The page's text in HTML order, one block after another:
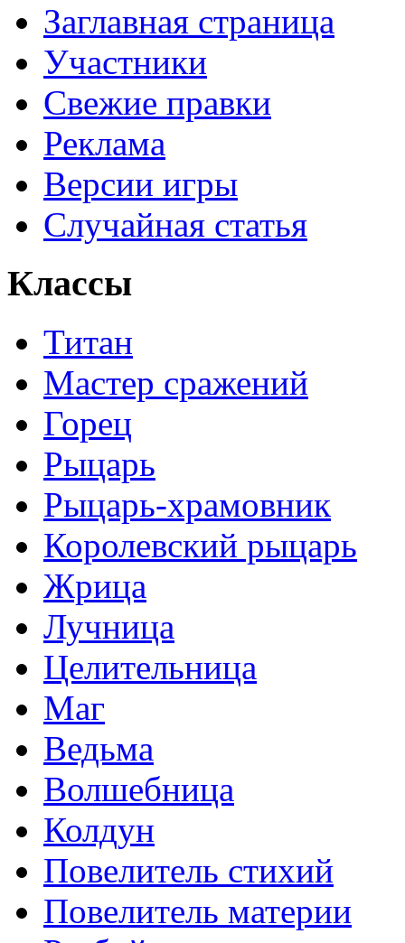
Заглавная страница
Участники
Свежие правки
Реклама
Версии игры
Случайная статья
Классы
Титан
Мастер сражений
Горец
Рыцарь
Рыцарь-храмовник
Королевский рыцарь
Жрица
Лучница
Целительница
Маг
Ведьма
Волшебница
Колдун
Повелитель стихий
Повелитель материи